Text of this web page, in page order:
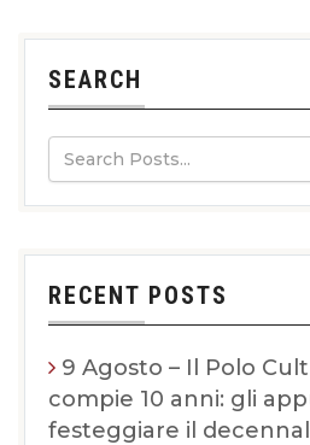
SEARCH
RECENT POSTS
9 Agosto – Il Polo
compie 10 anni: gli
festeggiare il